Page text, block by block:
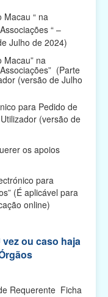
2026
de Cabazes,
candidaturas
de
(O prazo de
das
das
para 2026 (O
terminou)
Macau “ na
“ –
Julho de 2024)
Macau” na
(Parte
(versão de Julho
para Pedido de
(versão de
os apoios
para
(É aplicável para
online)
ou caso haja
Requerente Ficha